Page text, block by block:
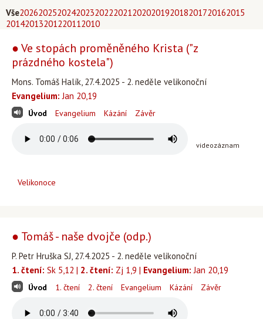
Vše202620252024202320222021202020192018201720162015
20142013201220112010
● Ve stopách proměněného Krista ("z
prázdného kostela")
Mons. Tomáš Halík, 27.4.2025 - 2. neděle velikonoční
Evangelium: Jan 20,19
Úvod Evangelium Kázání Závěr
videozáznam
Velikonoce
● Tomáš - naše dvojče (odp.)
P. Petr Hruška SJ, 27.4.2025 - 2. neděle velikonoční
1. čtení: Sk 5,12 | 2. čtení: Zj 1,9 | Evangelium: Jan 20,19
Úvod 1. čtení 2. čtení Evangelium Kázání Závěr